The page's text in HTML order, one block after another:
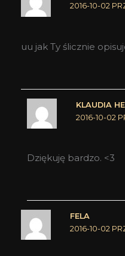
2016-10-02
uu jak Ty ślicznie
KLAUDIA
2016-10-02
Dziękuję bardzo. <3
FELA
2016-10-02